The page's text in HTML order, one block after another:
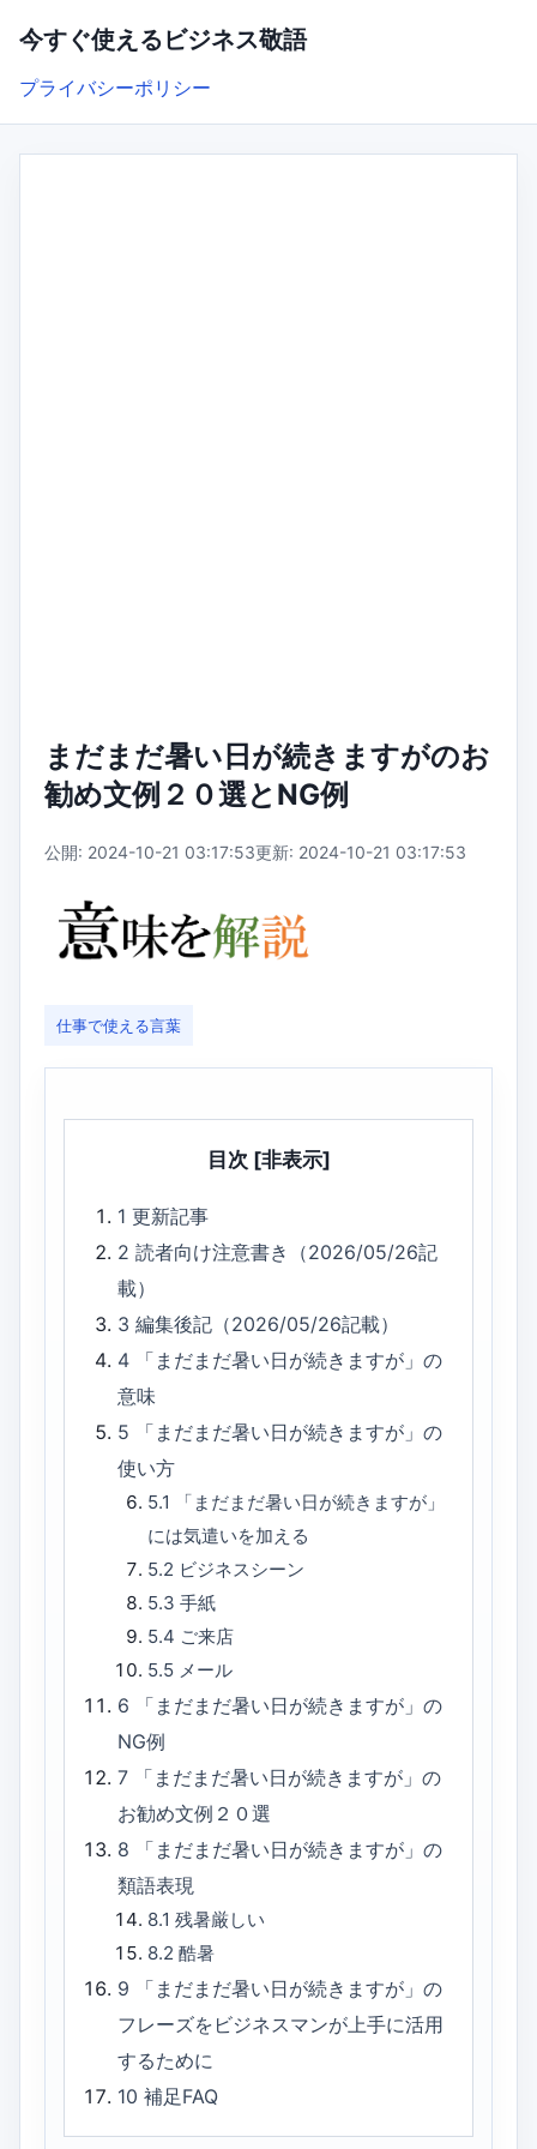
今すぐ使えるビジネス敬語
プライバシーポリシー
まだまだ暑い日が続きますがのお
勧め文例２０選とNG例
公開: 2024-10-21 03:17:53更新: 2024-10-21 03:17:53
仕事で使える言葉
目次 [非表示]
1更新記事
2読者向け注意書き（2026/05/26記
載）
3編集後記（2026/05/26記載）
4
「まだまだ暑い日が続きますが」の
意味
5
「まだまだ暑い日が続きますが」の
使い方
5.1
「まだまだ暑い日が続きますが」
には気遣いを加える
5.2 ビジネスシーン
5.3 手紙
5.4 ご来店
5.5 メール
6
「まだまだ暑い日が続きますが」の
NG例
7
「まだまだ暑い日が続きますが」の
お勧め文例２０選
8
「まだまだ暑い日が続きますが」の
類語表現
8.1 残暑厳しい
8.2 酷暑
9
「まだまだ暑い日が続きますが」の
フレーズをビジネスマンが上手に活用
するために
10補足FAQ